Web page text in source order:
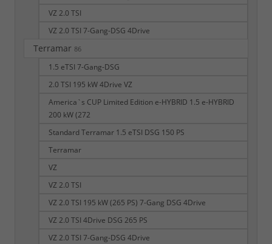
VZ 2.0 TSI
VZ 2.0 TSI 7-Gang-DSG 4Drive
Terramar 86
1.5 eTSI 7-Gang-DSG
2.0 TSI 195 kW 4Drive VZ
America`s CUP Limited Edition e-HYBRID 1.5 e-HYBRID
200 kW (272
Standard Terramar 1.5 eTSI DSG 150 PS
Terramar
VZ
VZ 2.0 TSI
VZ 2.0 TSI 195 kW (265 PS) 7-Gang DSG 4Drive
VZ 2.0 TSI 4Drive DSG 265 PS
VZ 2.0 TSI 7-Gang-DSG 4Drive